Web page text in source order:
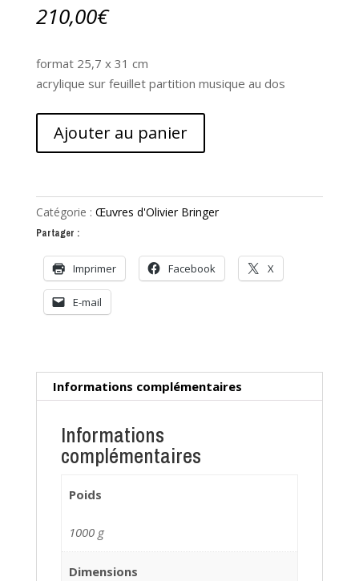
210,00€
format 25,7 x 31 cm
acrylique sur feuillet partition musique au dos
mégarde
Ajouter au panier
Catégorie : Œuvres d'Olivier Bringer
Partager :
Imprimer Facebook X
E-mail
Informations complémentaires
Informations
complémentaires
Poids
1000 g
Dimensions